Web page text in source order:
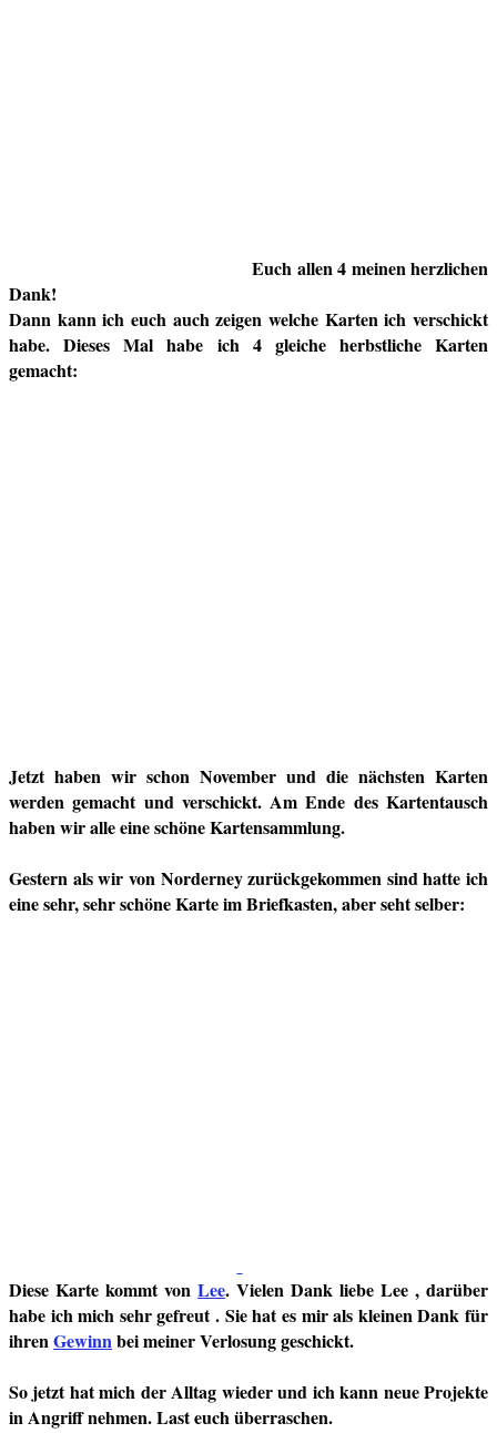
Euch allen 4 meinen herzlichen
Dank!
Dann kann ich euch auch zeigen welche Karten ich verschickt
habe. Dieses Mal habe ich 4 gleiche herbstliche Karten
gemacht:
Jetzt haben wir schon November und die nächsten Karten
werden gemacht und verschickt. Am Ende des Kartentausch
haben wir alle eine schöne Kartensammlung.
Gestern als wir von Norderney zurückgekommen sind hatte ich
eine sehr, sehr schöne Karte im Briefkasten, aber seht selber:
Diese Karte kommt von Lee. Vielen Dank liebe Lee , darüber
habe ich mich sehr gefreut . Sie hat es mir als kleinen Dank für
ihrenGewinnbei meiner Verlosung geschickt.
So jetzt hat mich der Alltag wieder und ich kann neue Projekte
in Angriff nehmen. Last euch überraschen.